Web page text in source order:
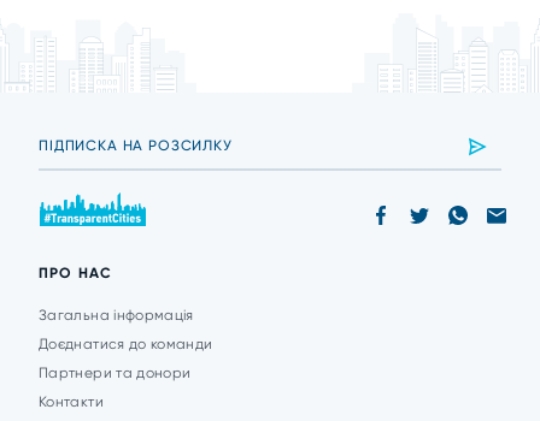
ПРО НАС
Загальна інформація
Доєднатися до команди
Партнери та донори
Контакти